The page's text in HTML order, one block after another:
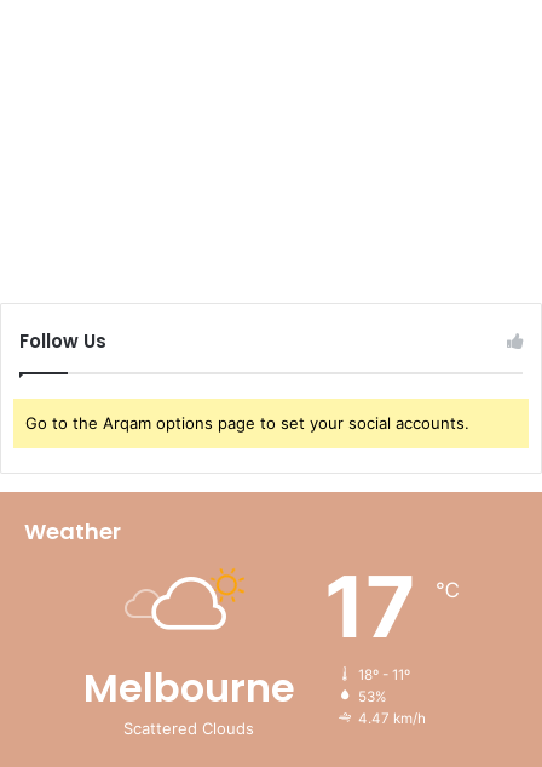
Follow Us
Go to the Arqam options page to set your social accounts.
Weather
Melbourne
Scattered Clouds
17 ℃
18º - 11º
53%
4.47 km/h